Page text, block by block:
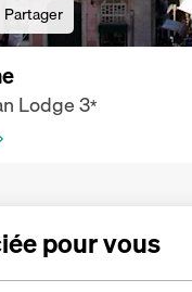
Partager
Lodge3*
pour vous